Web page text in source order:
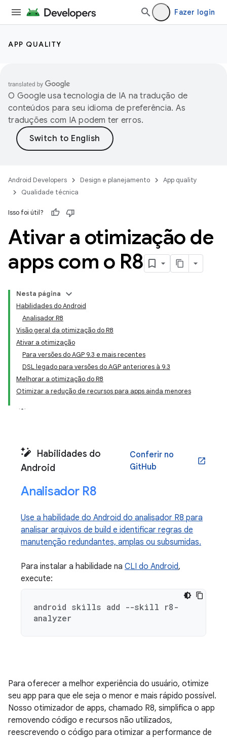
Fazer login
APP QUALITY
O Google usa tecnologia de IA na tradução de
conteúdos para seu idioma de preferência. As
traduções com IA podem ter erros.
Android Developers Design e planejamento
App quality
Qualidade técnica
Isso foi útil?
Ativar a otimização de
apps com o R8
Nesta página
Habilidades do Android
Analisador R8
Visão geral da otimização do R8
Ativar a otimização
Para versões do AGP 9.3 e mais recentes
DSL legado para versões do AGP anteriores à 9.3
Melhorar a otimização do R8
Otimizar a redução de recursos para apps ainda menores
Habilidades do
Android
Conferir no
GitHub
open_in_new
Analisador R8
Use a habilidade do Android do analisador R8 para
analisar arquivos de build e identificar regras de
manutenção redundantes, amplas ou subsumidas.
Para instalar a habilidade na CLI do Android,
execute:
android skills add --skill r8-
analyzer
Para oferecer a melhor experiência do usuário, otimize
seu app para que ele seja o menor e mais rápido possível.
Nosso otimizador de apps, chamado R8, simplifica o app
removendo código e recursos não utilizados,
reescrevendo o código para otimizar a performance de